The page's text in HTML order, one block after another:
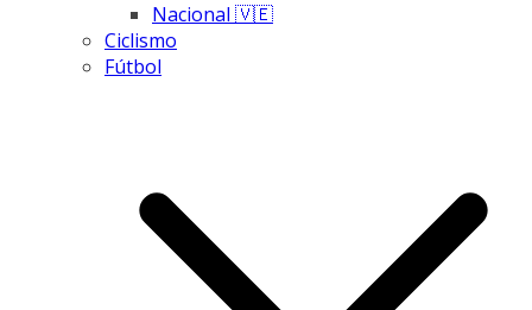
Nacional 🇻🇪
Ciclismo
Fútbol